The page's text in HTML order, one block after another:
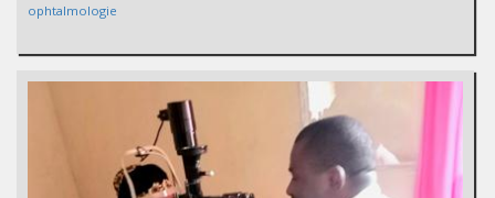
ophtalmologie